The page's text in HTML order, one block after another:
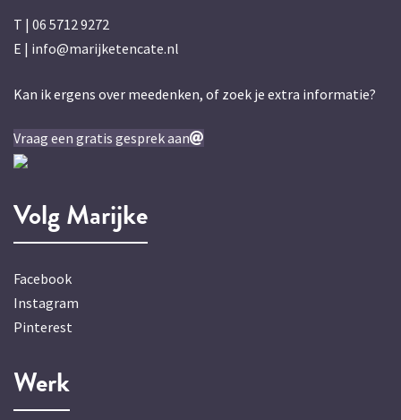
T | 06 5712 9272
E | info@marijketencate.nl
Kan ik ergens over meedenken, of zoek je extra informatie?
Vraag een gratis gesprek aan
Volg Marijke
Facebook
Instagram
Pinterest
Werk